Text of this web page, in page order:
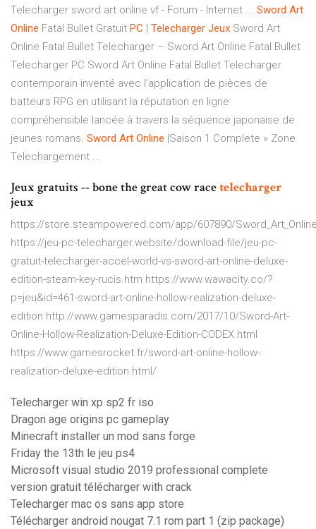
Telecharger sword art online vf - Forum - Internet ... Sword Art
Online Fatal Bullet Gratuit PC Telecharger Jeux Sword Art
Online Fatal Bullet Telecharger – Sword Art Online Fatal Bullet
Telecharger PC Sword Art Online Fatal Bullet Telecharger
contemporain inventé avec l’application de pièces de
batteurs RPG en utilisant la réputation en ligne
compréhensible lancée à travers la séquence japonaise de
jeunes romans. Sword Art Online |Saison 1 Complete » Zone
Telechargement ...
Jeux gratuits -- bone the great cow racetelecharger
jeux
https://store.steampowered.com/app/607890/
https://jeu-pc-telecharger.website/download-file/jeu-pc-
gratuit-telecharger-accel-world-vs-sword-art-online-deluxe-
edition-steam-key-rucis.htm https://www.wawacity.co/?
p=jeu&id=461-sword-art-online-hollow-realization-deluxe-
edition http://www.gamesparadis.com/2017/10/Sword-Art-
Online-Hollow-Realization-Deluxe-Edition-CODEX.html
https://www.gamesrocket.fr/sword-art-online-hollow-
realization-deluxe-edition.html/
Telecharger win xp sp2 fr iso
Dragon age origins pc gameplay
Minecraft installer un mod sans forge
Friday the 13th le jeu ps4
Microsoft visual studio 2019 professional complete
version gratuit télécharger with crack
Telecharger mac os sans app store
Télécharger android nougat 7.1 rom part 1 (zip package)